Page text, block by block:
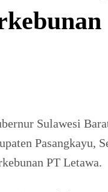
Sulawesi
PT Letawa.